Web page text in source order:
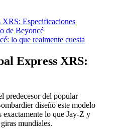
Especificaciones
de Beyoncé
lo que realmente cuesta
Express XRS:
predecesor del popular
diseñó este modelo
exactamente lo que Jay-Z y
mundiales.